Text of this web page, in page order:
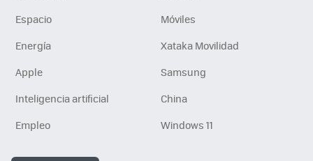
Espacio
Móviles
Energía
Xataka Movilidad
Apple
Samsung
Inteligencia artificial
China
Empleo
Windows 11